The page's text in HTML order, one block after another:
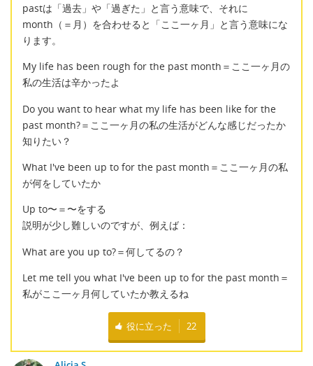
pastは「過去」や「過ぎた」と言う意味で、それに
month（＝月）を合わせると「ここ一ヶ月」と言う意味にな
ります。
My life has been rough for the past month＝ここ一ヶ月の
私の生活は辛かったよ
Do you want to hear what my life has been like for the
past month?＝ここ一ヶ月の私の生活がどんな感じだったか
知りたい？
What I've been up to for the past month＝ここ一ヶ月の私
が何をしていたか
Up to〜＝〜をする
説明が少し難しいのですが、例えば：
What are you up to?＝何してるの？
Let me tell you what I've been up to for the past month＝
私がここ一ヶ月何していたか教えるね
役に立った 22